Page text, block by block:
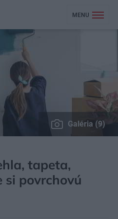
MENU
Galéria (9)
tapeta,
povrchovú